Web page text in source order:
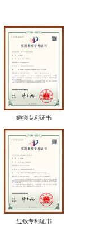
疤痕专利证书
过敏专利证书